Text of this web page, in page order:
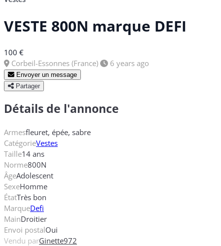
VESTE 800N marque DEFI
100 €
Corbeil-Essonnes (France)
6 years ago
Envoyer un message
Partager
Détails de l'annonce
Armesfleuret, épée, sabre
CatégorieVestes
Taille14 ans
Norme800N
ÂgeAdolescent
SexeHomme
ÉtatTrès bon
MarqueDefi
MainDroitier
Envoi postalOui
Vendu parGinette972